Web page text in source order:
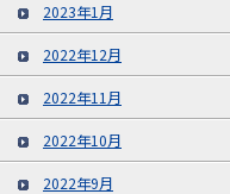
2023年1月
2022年12月
2022年11月
2022年10月
2022年9月